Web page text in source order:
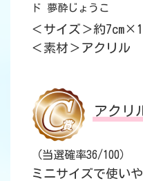
ド 夢酔じょうこ
＜サイズ＞約
＜素材＞アクリル
アクリ
（当選確率36/100）
ミニサイズで使い